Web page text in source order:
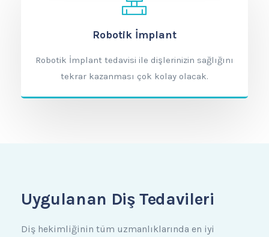
Robotik İmplant
Robotik İmplant tedavisi ile dişlerinizin sağlığını
tekrar kazanması çok kolay olacak.
Uygulanan Diş Tedavileri
Diş hekimliğinin tüm uzmanlıklarında en iyi